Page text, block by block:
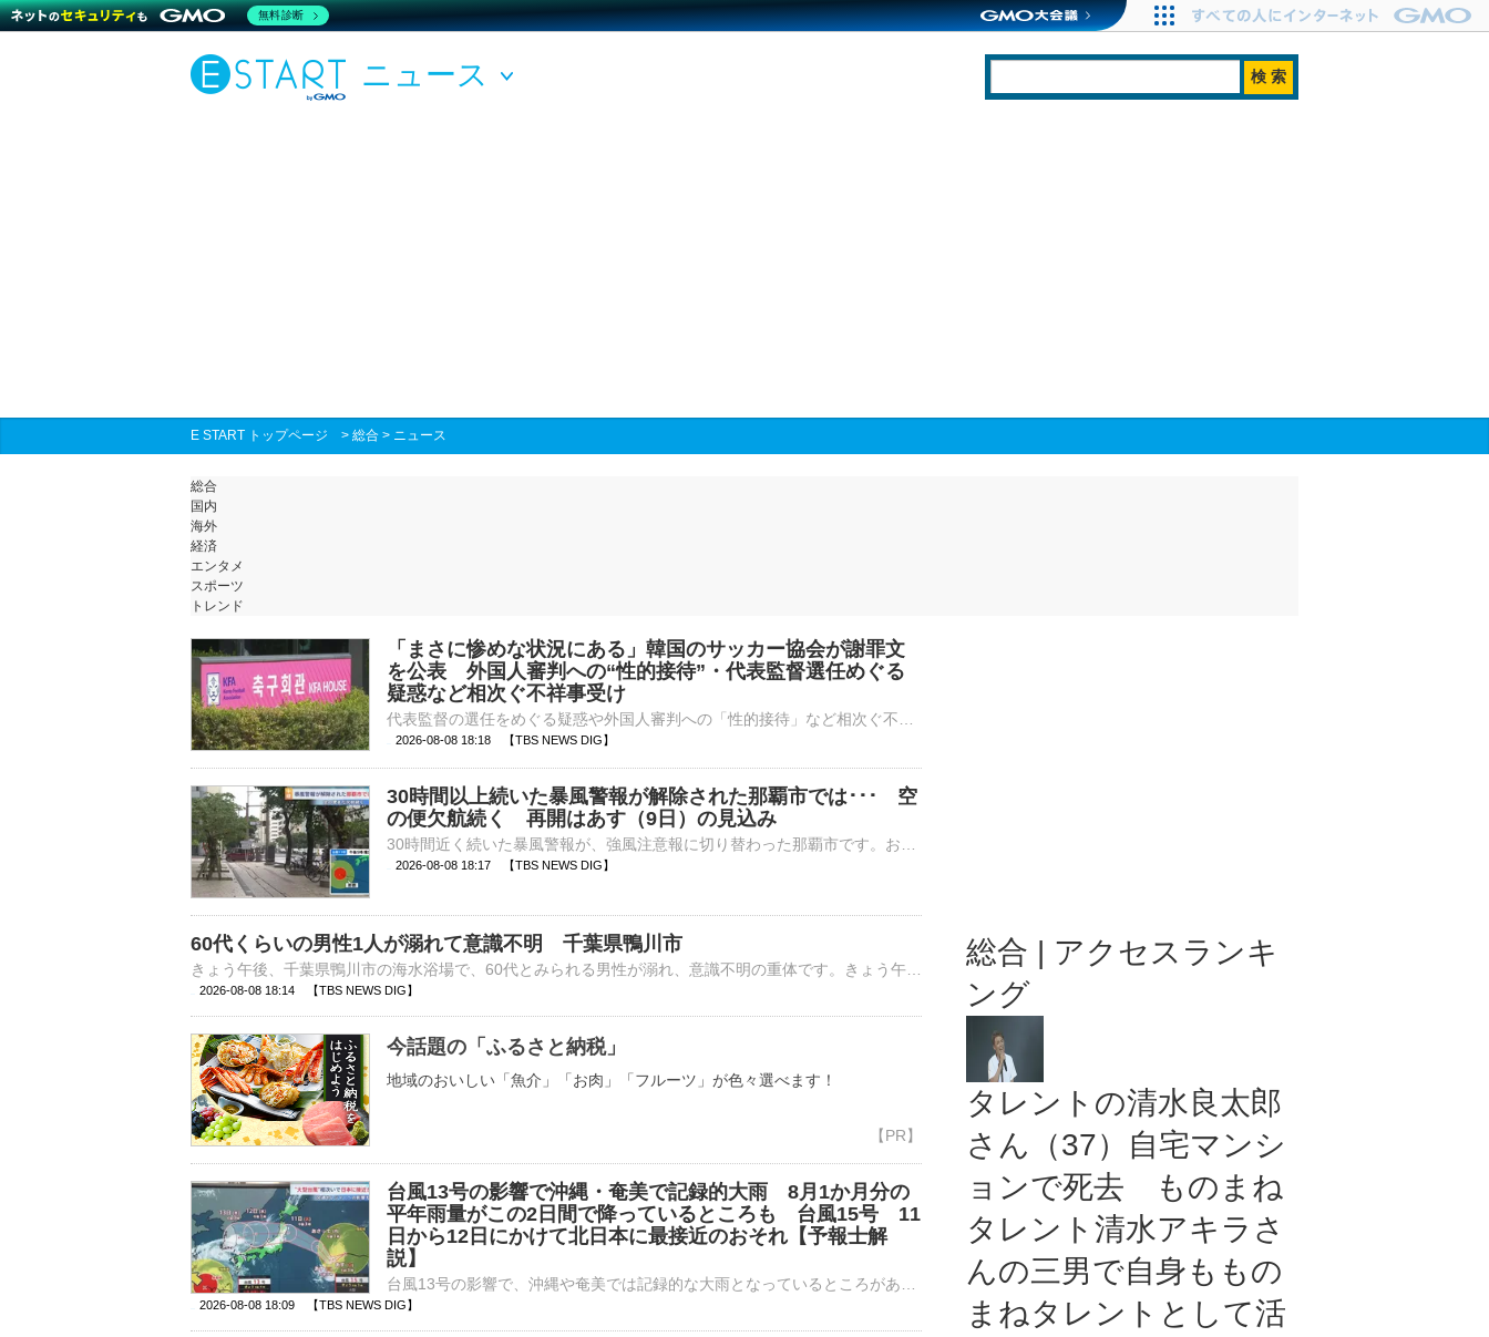
ニュース
E START トップページ > 総合 > ニュース
総合
国内
海外
経済
エンタメ
スポーツ
トレンド
「まさに惨めな状況にある」韓国のサッカー協会が謝罪文
を公表 外国人審判への“性的接待”・代表監督選任めぐる
疑惑など相次ぐ不祥事受け
2026-08-08 18:18 【TBS NEWS DIG】
30時間以上続いた暴風警報が解除された那覇市では･･･ 空
の便欠航続く 再開はあす（9日）の見込み
2026-08-08 18:17 【TBS NEWS DIG】
60代くらいの男性1人が溺れて意識不明 千葉県鴨川市
2026-08-08 18:14 【TBS NEWS DIG】
今話題の「ふるさと納税」
地域のおいしい「魚介」「お肉」「フルーツ」が色々選べます！
台風13号の影響で沖縄・奄美で記録的大雨 8月1か月分の
平年雨量がこの2日間で降っているところも 台風15号 11
日から12日にかけて北日本に最接近のおそれ【予報士解
説】
2026-08-08 18:09 【TBS NEWS DIG】
総合 | アクセスランキ
ング
タレントの清水良太郎
さん（37）自宅マンシ
ョンで死去 ものまね
タレント清水アキラさ
んの三男で自身ももの
まねタレントとして活
無料診断